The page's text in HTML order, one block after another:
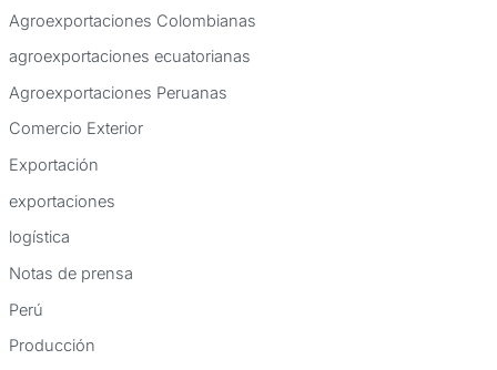
Agroexportaciones Colombianas
agroexportaciones ecuatorianas
Agroexportaciones Peruanas
Comercio Exterior
Exportación
exportaciones
logística
Notas de prensa
Perú
Producción